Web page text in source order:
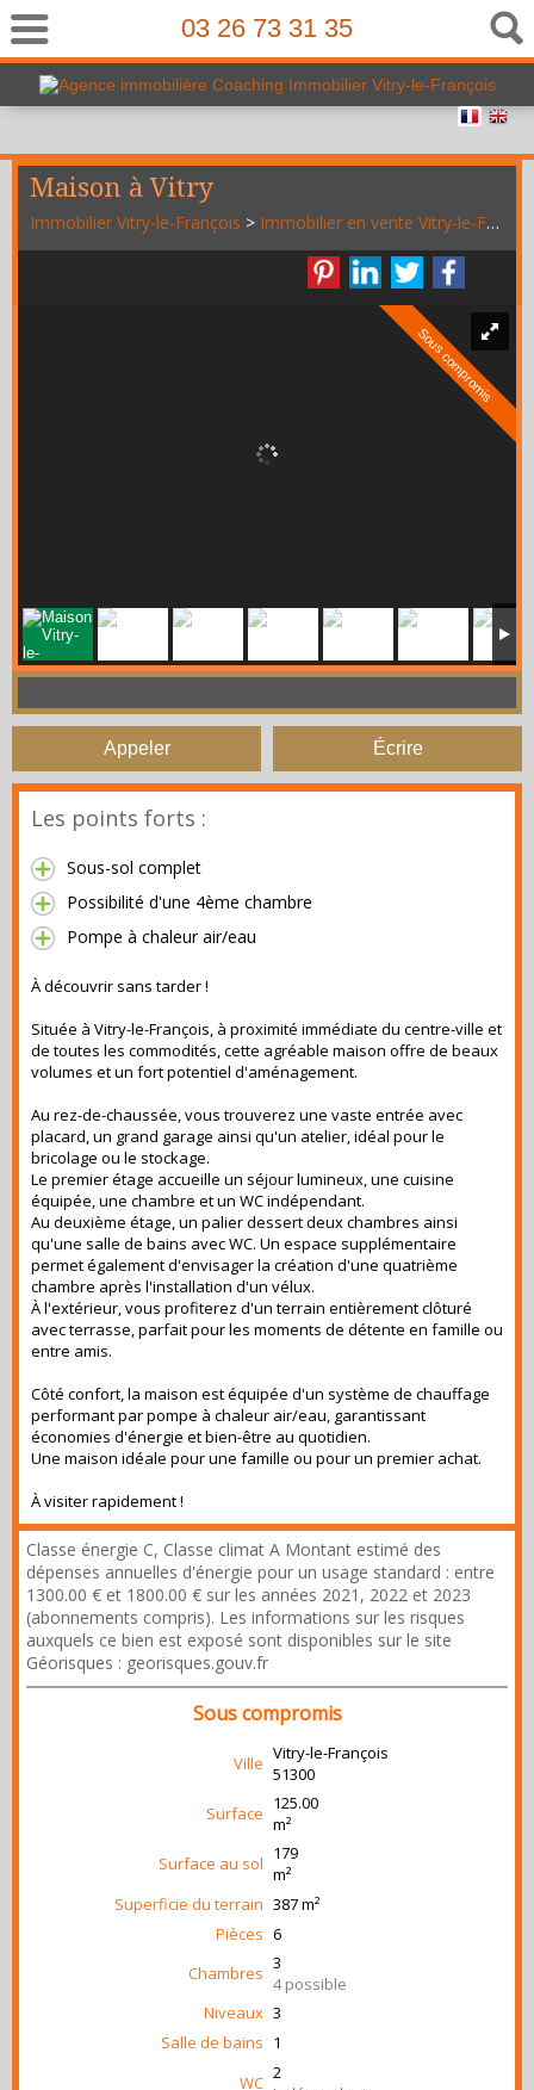
03 26 73 31 35
Maison à Vitry
Immobilier Vitry-le-François > Immobilier en vente Vitry-le-François
Sous compromis
Appeler Écrire
Les points forts :
Sous-sol complet
Possibilité d'une 4ème chambre
Pompe à chaleur air/eau
À découvrir sans tarder !
Située à Vitry-le-François, à proximité immédiate du centre-ville et
de toutes les commodités, cette agréable maison offre de beaux
volumes et un fort potentiel d'aménagement.
Au rez-de-chaussée, vous trouverez une vaste entrée avec
placard, un grand garage ainsi qu'un atelier, idéal pour le
bricolage ou le stockage.
Le premier étage accueille un séjour lumineux, une cuisine
équipée, une chambre et un WC indépendant.
Au deuxième étage, un palier dessert deux chambres ainsi
qu'une salle de bains avec WC. Un espace supplémentaire
permet également d'envisager la création d'une quatrième
chambre après l'installation d'un vélux.
À l'extérieur, vous profiterez d'un terrain entièrement clôturé
avec terrasse, parfait pour les moments de détente en famille ou
entre amis.
Côté confort, la maison est équipée d'un système de chauffage
performant par pompe à chaleur air/eau, garantissant
économies d'énergie et bien-être au quotidien.
Une maison idéale pour une famille ou pour un premier achat.
À visiter rapidement !
Classe énergie C, Classe climat A Montant estimé des
dépenses annuelles d'énergie pour un usage standard : entre
1300.00 € et 1800.00 € sur les années 2021, 2022 et 2023
(abonnements compris). Les informations sur les risques
auxquels ce bien est exposé sont disponibles sur le site
Géorisques : georisques.gouv.fr
Sous compromis
Ville Vitry-le-François
51300
Surface 125.00
m²
Surface au sol 179
m²
Superficie du terrain 387 m²
Pièces 6
Chambres 3
4 possible
Niveaux 3
Salle de bains 1
WC 2